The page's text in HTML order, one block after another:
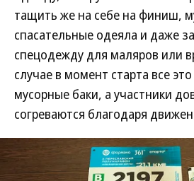
тащить же на себе на финиш,
спасательные одеяла и даже
спецодежду для маляров или
случае в момент старта все
мусорные баки, а участники
согреваются благодаря